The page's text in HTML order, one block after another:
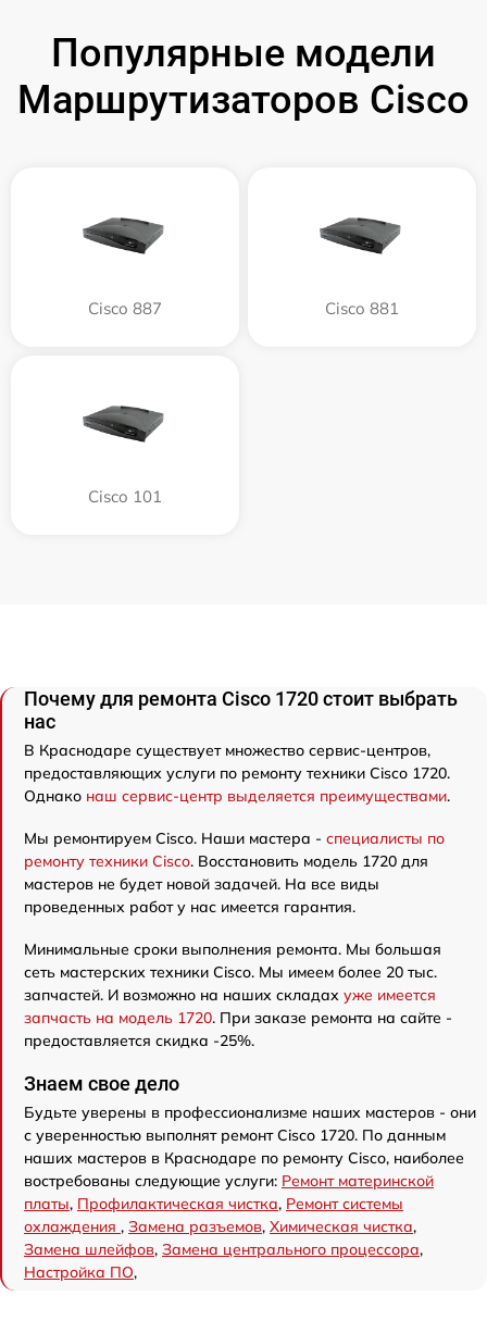
Популярные модели
Маршрутизаторов Cisco
Cisco 887 Cisco 881
Cisco 101
Почему для ремонта Cisco 1720 стоит выбрать
нас
В Краснодаре существует множество сервис-центров,
предоставляющих услуги по ремонту техники Cisco 1720.
Однако наш сервис-центр выделяется преимуществами.
Мы ремонтируем Cisco. Наши мастера - специалисты по
ремонту техники Cisco. Восстановить модель 1720 для
мастеров не будет новой задачей. На все виды
проведенных работ у нас имеется гарантия.
Минимальные сроки выполнения ремонта. Мы большая
сеть мастерских техники Cisco. Мы имеем более 20 тыс.
запчастей. И возможно на наших складах уже имеется
запчасть на модель 1720. При заказе ремонта на сайте -
предоставляется скидка -25%.
Знаем свое дело
Будьте уверены в профессионализме наших мастеров - они
с уверенностью выполнят ремонт Cisco 1720. По данным
наших мастеров в Краснодаре по ремонту Cisco, наиболее
востребованы следующие услуги: Ремонт материнской
платы, Профилактическая чистка, Ремонт системы
охлаждения , Замена разъемов, Химическая чистка,
Замена шлейфов, Замена центрального процессора,
Настройка ПО,